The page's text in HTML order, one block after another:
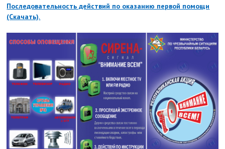
Последовательность действий по оказанию первой помощи
(Скачать).